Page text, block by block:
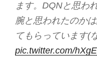
ます。DQNと思わ
腕と思われたのか
てもらっています(
pic.twitter.com/